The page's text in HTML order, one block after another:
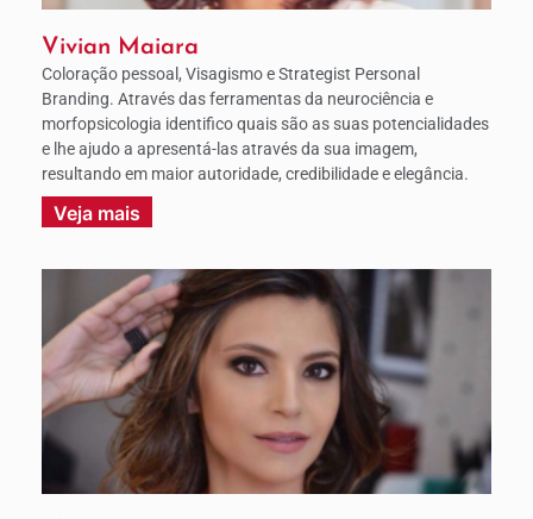
Vivian Maiara
Coloração pessoal, Visagismo e Strategist Personal
Branding. Através das ferramentas da neurociência e
morfopsicologia identifico quais são as suas potencialidades
e lhe ajudo a apresentá-las através da sua imagem,
resultando em maior autoridade, credibilidade e elegância.
Veja mais